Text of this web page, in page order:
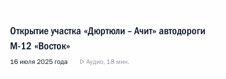
Открытие участка «Дюртюли – Ачит» автодороги
М-12 «Восток»
16 июля 2025 года Аудио, 18 мин.